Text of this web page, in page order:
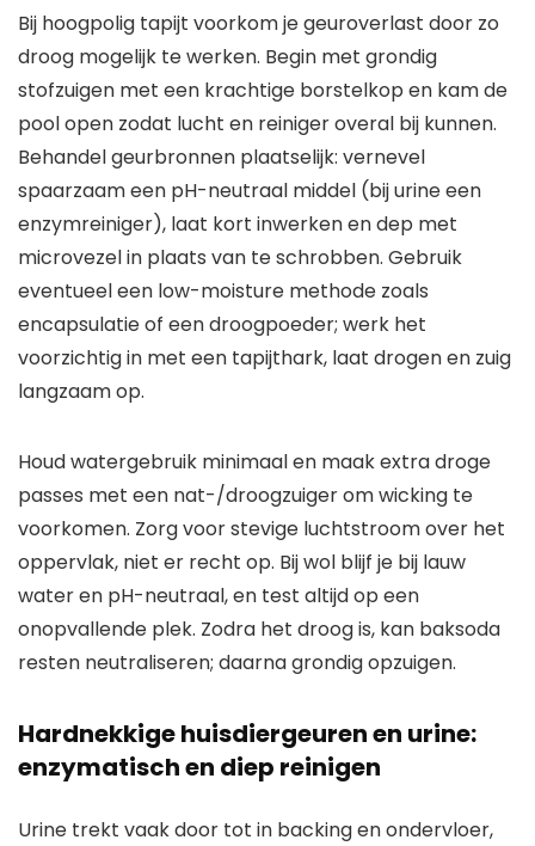
Bij hoogpolig tapijt voorkom je geuroverlast door zo
droog mogelijk te werken. Begin met grondig
stofzuigen met een krachtige borstelkop en kam de
pool open zodat lucht en reiniger overal bij kunnen.
Behandel geurbronnen plaatselijk: vernevel
spaarzaam een pH-neutraal middel (bij urine een
enzymreiniger), laat kort inwerken en dep met
microvezel in plaats van te schrobben. Gebruik
eventueel een low-moisture methode zoals
encapsulatie of een droogpoeder; werk het
voorzichtig in met een tapijthark, laat drogen en zuig
langzaam op.
Houd watergebruik minimaal en maak extra droge
passes met een nat-/droogzuiger om wicking te
voorkomen. Zorg voor stevige luchtstroom over het
oppervlak, niet er recht op. Bij wol blijf je bij lauw
water en pH-neutraal, en test altijd op een
onopvallende plek. Zodra het droog is, kan baksoda
resten neutraliseren; daarna grondig opzuigen.
Hardnekkige huisdiergeuren en urine:
enzymatisch en diep reinigen
Urine trekt vaak door tot in backing en ondervloer,